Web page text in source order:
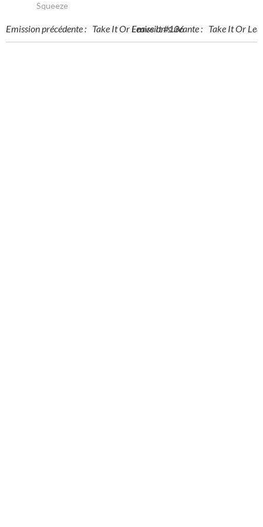
Squeeze
Post
Emission précédente : Take It Or Leave It #136
Post
Emission suivante : Take It Or